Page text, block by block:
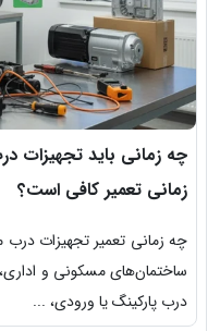
چه زمانی باید تجهیزات
زمانی تعمیر کافی است؟
چه زمانی تعمیر تجهیزات
ساختمان‌های مسکونی و اداری،
درب پارکینگ یا ورودی، ...